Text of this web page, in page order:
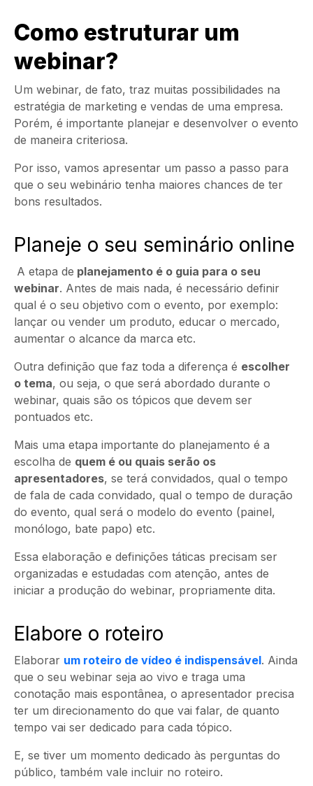
Como estruturar um
webinar?
Um webinar, de fato, traz muitas possibilidades na
estratégia de marketing e vendas de uma empresa.
Porém, é importante planejar e desenvolver o evento
de maneira criteriosa.
Por isso, vamos apresentar um passo a passo para
que o seu webinário tenha maiores chances de ter
bons resultados.
Planeje o seu seminário online
A etapa de planejamento é o guia para o seu
webinar. Antes de mais nada, é necessário definir
qual é o seu objetivo com o evento, por exemplo:
lançar ou vender um produto, educar o mercado,
aumentar o alcance da marca etc.
Outra definição que faz toda a diferença é escolher
o tema, ou seja, o que será abordado durante o
webinar, quais são os tópicos que devem ser
pontuados etc.
Mais uma etapa importante do planejamento é a
escolha de quem é ou quais serão os
apresentadores, se terá convidados, qual o tempo
de fala de cada convidado, qual o tempo de duração
do evento, qual será o modelo do evento (painel,
monólogo, bate papo) etc.
Essa elaboração e definições táticas precisam ser
organizadas e estudadas com atenção, antes de
iniciar a produção do webinar, propriamente dita.
Elabore o roteiro
Elaborar um roteiro de vídeo é indispensável. Ainda
que o seu webinar seja ao vivo e traga uma
conotação mais espontânea, o apresentador precisa
ter um direcionamento do que vai falar, de quanto
tempo vai ser dedicado para cada tópico.
E, se tiver um momento dedicado às perguntas do
público, também vale incluir no roteiro.